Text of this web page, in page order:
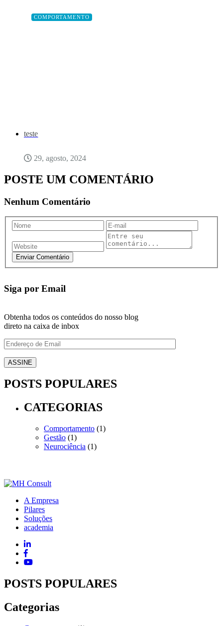
COMPORTAMENTO
teste
29, agosto, 2024
POSTE UM COMENTÁRIO
Nenhum Comentário
Siga por Email
Obtenha todos os conteúdos do nosso blog
direto na caixa de inbox
POSTS POPULARES
CATEGORIAS
Comportamento (1)
Gestão (1)
Neurociência (1)
A Empresa
Pilares
Soluções
academia
POSTS POPULARES
Categorias